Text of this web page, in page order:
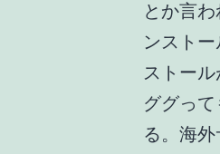
とか言
ンスト
ストール
ググっ
る。海